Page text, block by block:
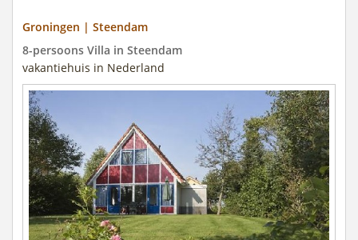
Groningen | Steendam
8-persoons Villa in Steendam
vakantiehuis in Nederland